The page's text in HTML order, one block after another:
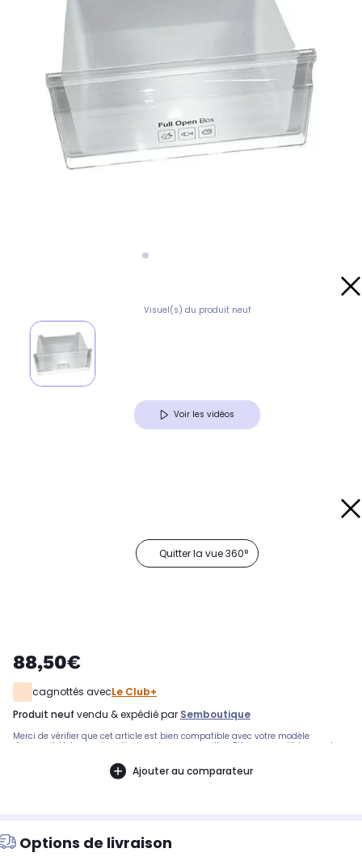
Visuel(s) du produit neuf
Voir les vidéos
Quitter la vue 360°
88,50€
cagnottés avecLe Club+
produit neuf vendu & expédié par Semboutique
Merci de vérifier que cet article est bien compatible avec votre modèle
d'appareil. Notre service client peut vous conseiller. .Pièce compatible avec les
RB31FWJNDWW/EF, RB29HSR2DWW/EFAjouter au comparateur
Options de livraison